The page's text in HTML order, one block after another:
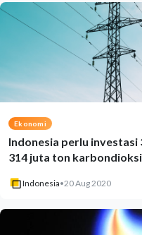
Ekonomi
Indonesia perlu
314 juta ton
Indonesia•20 Aug 2020